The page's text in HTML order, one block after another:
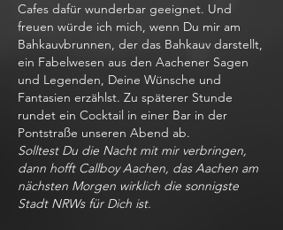
Cafes dafür wunderbar geeignet. Und
freuen würde ich mich, wenn Du mir am
Bahkauvbrunnen, der das Bahkauv darstellt,
ein Fabelwesen aus den Aachener Sagen
und Legenden, Deine Wünsche und
Fantasien erzählst. Zu späterer Stunde
rundet ein Cocktail in einer Bar in der
Pontstraße unseren Abend ab.
Solltest Du die Nacht mit mir verbringen,
dann hofft Callboy Aachen, das Aachen am
nächsten Morgen wirklich die sonnigste
Stadt NRWs für Dich ist.